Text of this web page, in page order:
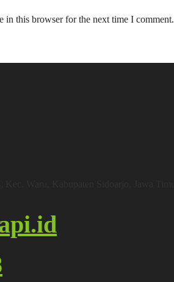
in this browser for the next time I comment.